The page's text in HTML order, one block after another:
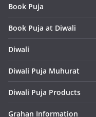
Book Puja
Book Puja at Diwali
Diwali
Diwali Puja Muhurat
Diwali Puja Products
Grahan Information